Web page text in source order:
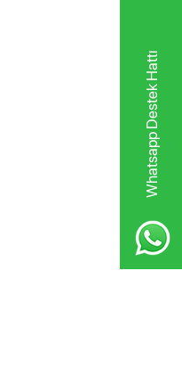
Whatsapp Destek Hattı